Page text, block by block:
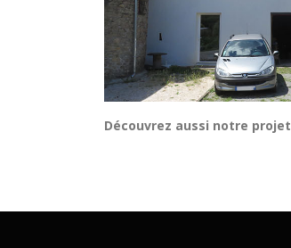
Découvrez aussi notre projet